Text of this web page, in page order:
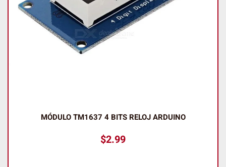
MÓDULO TM1637 4 BITS RELOJ ARDUINO
$2.99